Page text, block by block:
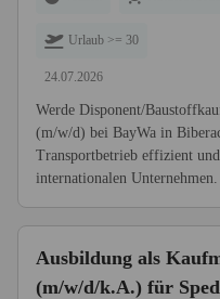
Urlaub >= 30
24.07.2026
Werde Disponent/
(m/w/d) bei BayWa in
Transportbetrieb effizient
internationalen Unternehmen.
Ausbildung als
(m/w/d/k.A.) für